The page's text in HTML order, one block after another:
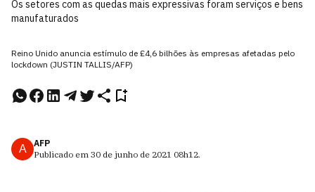
Os setores com as quedas mais expressivas foram serviços e bens
manufaturados
Reino Unido anuncia estímulo de £4,6 bilhões às empresas afetadas pelo
lockdown (JUSTIN TALLIS/AFP)
A
AFP
Publicado em 30 de junho de 2021 08h12.